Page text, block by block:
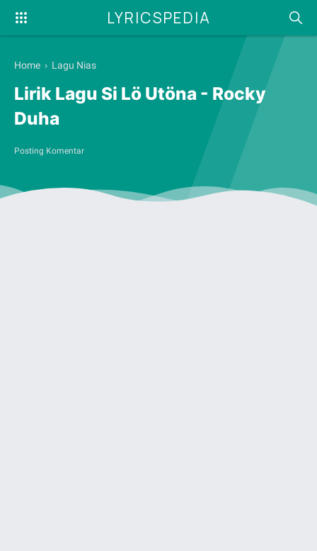
LYRICSPEDIA
Home › Lagu Nias
Lirik Lagu Si Lö Utöna - Rocky
Duha
Posting Komentar